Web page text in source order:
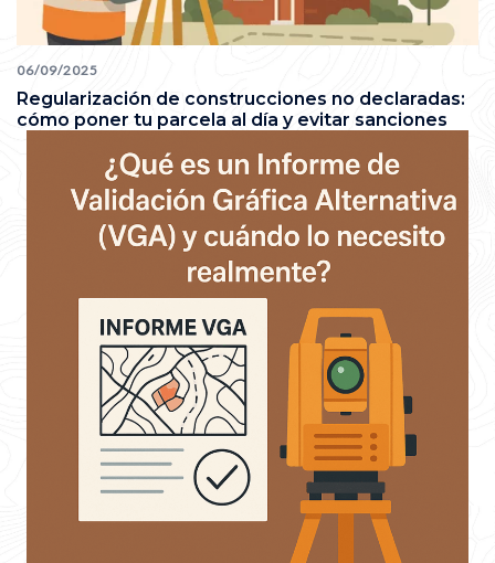
06/09/2025
Regularización de construcciones no declaradas:
cómo poner tu parcela al día y evitar sanciones